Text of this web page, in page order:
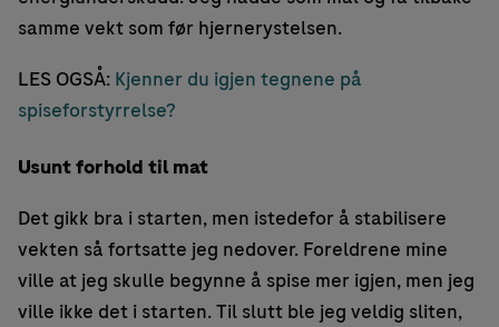
samme vekt som før hjernerystelsen.
LES OGSÅ: Kjenner du igjen tegnene på
spiseforstyrrelse?
Usunt forhold til mat
Det gikk bra i starten, men istedefor å stabilisere
vekten så fortsatte jeg nedover. Foreldrene mine
ville at jeg skulle begynne å spise mer igjen, men jeg
ville ikke det i starten. Til slutt ble jeg veldig sliten,